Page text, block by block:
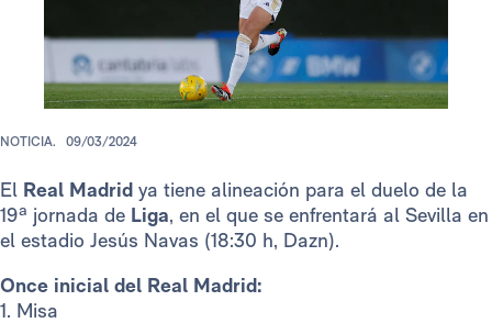
NOTICIA. 09/03/2024
El Real Madrid ya tiene alineación para el duelo de la
19ª jornada de Liga, en el que se enfrentará al Sevilla en
el estadio Jesús Navas (18:30 h, Dazn).
Once inicial del Real Madrid:
1. Misa